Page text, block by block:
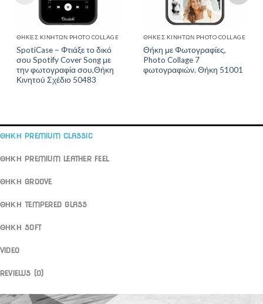
ΘΉΚΕΣ ΚΙΝΗΤΏΝ PHOTO COLLAGE
SpotiCase – Φτιάξε το δικό
σου Spotify Cover Song με
την φωτογραφία σου,Θήκη
Κινητού Σχέδιο 50483
ΘΉΚΕΣ ΚΙΝΗΤΏΝ PHOTO COLLAGE
Θήκη με Φωτογραφίες,
Photo Collage 7
φωτογραφιών. Θήκη 51001
ΘΗΚΗ PREMIUM CLASSIC
ΘΗΚΗ PREMIUM LEATHER FEEL
ΘΗΚΗ GROOVE
ΘΗΚΗ TEMPERED GLASS
ΘΗΚΗ SOFT
VIDEO
REVIEWS (0)